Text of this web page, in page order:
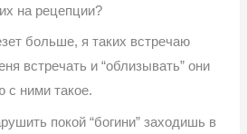
на рецепции?
больше, я таких встречаю
встречать и “облизывать” они
с ними такое.
покой “богини” заходишь в